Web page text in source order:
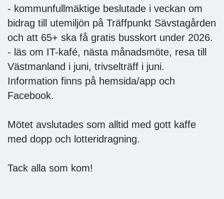
- kommunfullmäktige beslutade i veckan om
bidrag till utemiljön på Träffpunkt Sävstagården
och att 65+ ska få gratis busskort under 2026.
- läs om IT-kafé, nästa månadsmöte, resa till
Västmanland i juni, trivselträff i juni.
Information finns på hemsida/app och
Facebook.
Mötet avslutades som alltid med gott kaffe
med dopp och lotteridragning.
Tack alla som kom!